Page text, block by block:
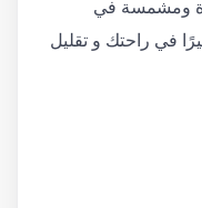
ومشمسة في
في راحتك و تقليل